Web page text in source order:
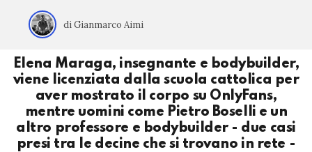
di Gianmarco Aimi
Elena Maraga, insegnante e bodybuilder,
viene licenziata dalla scuola cattolica per
aver mostrato il corpo su OnlyFans,
mentre uomini come Pietro Boselli e un
altro professore e bodybuilder - due casi
presi tra le decine che si trovano in rete -